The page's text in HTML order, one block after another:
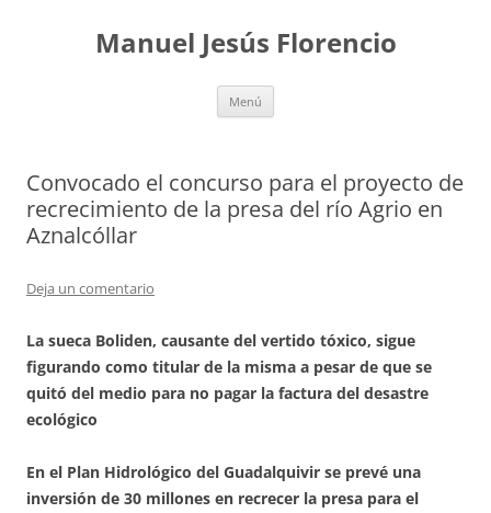
contenidoManuel Jesús Florencio
Menú
Convocado el concurso para el proyecto de
recrecimiento de la presa del río Agrio en
Aznalcóllar
Deja un comentario
La sueca Boliden, causante del vertido tóxico, sigue
figurando como titular de la misma a pesar de que se
quitó del medio para no pagar la factura del desastre
ecológico
En el Plan Hidrológico del Guadalquivir se prevé una
inversión de 30 millones en recrecer la presa para el